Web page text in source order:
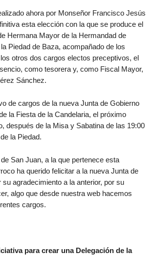
ahora por Monseñor Francisco Jesús
esta elección con la que se produce el
Hermana Mayor de la Hermandad de
Piedad de Baza, acompañado de los
otros dos cargos electos preceptivos, el
como tesorera y, como Fiscal Mayor,
Sánchez.
de cargos de la nueva Junta de Gobierno
la Fiesta de la Candelaria, el próximo
después de la Misa y Sabatina de las 19:00
la Piedad.
San Juan, a la que pertenece esta
ha querido felicitar a la nueva Junta de
agradecimiento a la anterior, por su
algo que desde nuestra web hacemos
cargos.
para crear una Delegación de la